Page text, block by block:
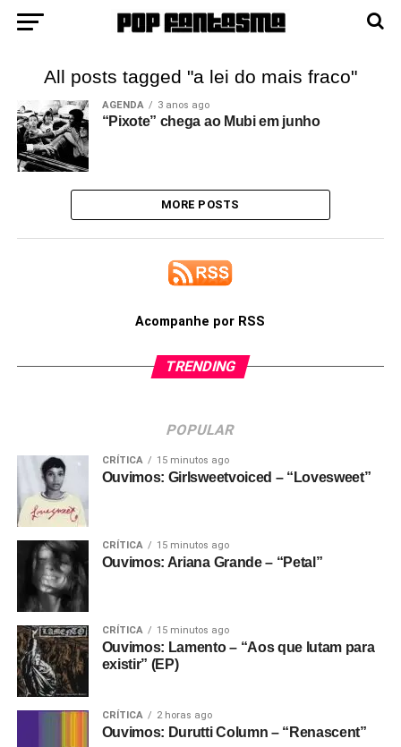
All posts tagged "a lei do mais fraco"
AGENDA 3 anos ago
“Pixote” chega ao Mubi em junho
MORE POSTS
Acompanhe por RSS
TRENDING
POPULAR
CRÍTICA 15 minutos ago
Ouvimos: Girlsweetvoiced – “Lovesweet”
CRÍTICA 15 minutos ago
Ouvimos: Ariana Grande – “Petal”
CRÍTICA 15 minutos ago
Ouvimos: Lamento – “Aos que lutam para
existir” (EP)
CRÍTICA 2 horas ago
Ouvimos: Durutti Column – “Renascent”